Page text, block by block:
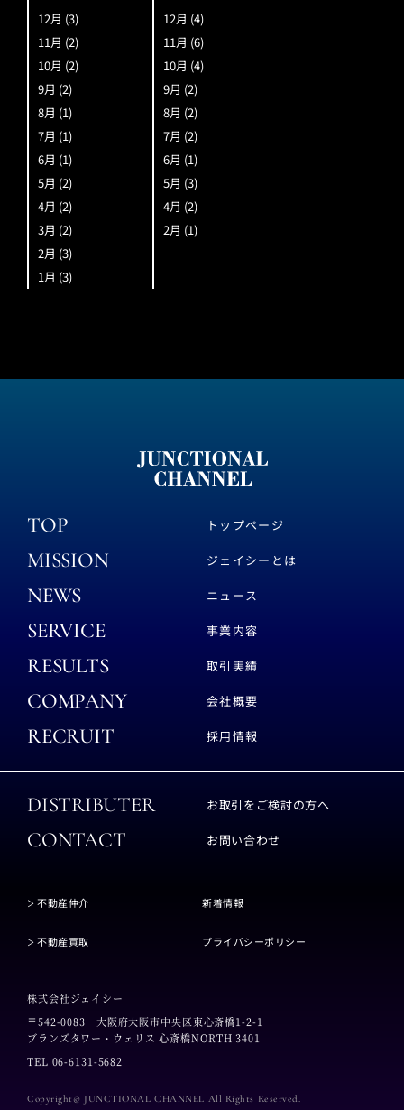
12月 (3)
11月 (2)
10月 (2)
9月 (2)
8月 (1)
7月 (1)
6月 (1)
5月 (2)
4月 (2)
3月 (2)
2月 (3)
1月 (3)
12月 (4)
11月 (6)
10月 (4)
9月 (2)
8月 (2)
7月 (2)
6月 (1)
5月 (3)
4月 (2)
2月 (1)
TOP トップページ
MISSION ジェイシーとは
NEWS ニュース
SERVICE 事業内容
RESULTS 取引実績
COMPANY 会社概要
RECRUIT 採用情報
DISTRIBUTER お取引をご検討の方へ
CONTACT お問い合わせ
不動産仲介
不動産買取
新着情報
プライバシーポリシー
株式会社ジェイシー
〒542-0083 大阪府大阪市中央区東心斎橋1-2-1
ブランズタワー・ウェリス 心斎橋NORTH 3401
TEL 06-6131-5682
Copyright© JUNCTIONAL CHANNEL All Rights Reserved.